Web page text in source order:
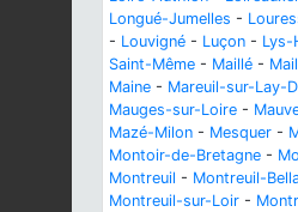
Longué-Jumelles -
- Louvigné - Luçon - Lys-
Saint-Même - Maillé -
Maine - Mareuil-sur-Lay-
Mauges-sur-Loire -
Mazé-Milon - Mesquer -
Montoir-de-Bretagne -
Montreuil - Montreuil-
Montreuil-sur-Loir -